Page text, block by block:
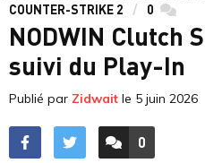
COUNTER-STRIKE 2 0
NODWIN Clutch
suivi du Play-In
Publié par Zidwait le 5 juin 2026
ACCÉDER
0